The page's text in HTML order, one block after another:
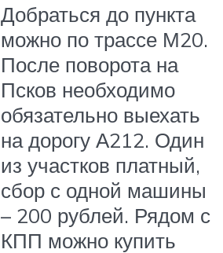
Добраться до пункта
можно по трассе М20.
После поворота на
Псков необходимо
обязательно выехать
на дорогу А212. Один
из участков платный,
сбор с одной машины
– 200 рублей. Рядом с
КПП можно купить